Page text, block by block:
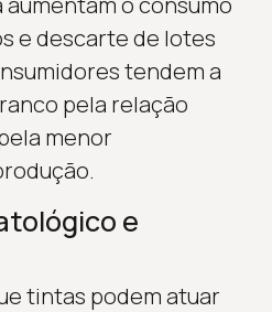
e descarte de lotes
tendem a
pela relação
menor
e
tintas podem atuar